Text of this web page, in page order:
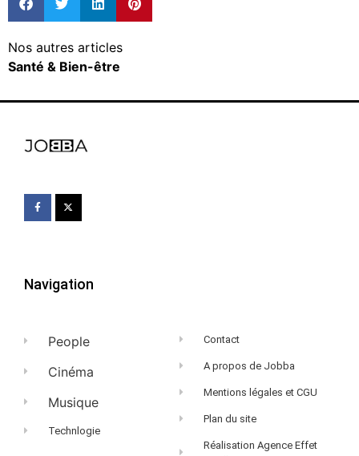
Nos autres articles
Santé & Bien-être
Navigation
People
Cinéma
Musique
Technlogie
Contact
A propos de Jobba
Mentions légales et CGU
Plan du site
Réalisation Agence Effet